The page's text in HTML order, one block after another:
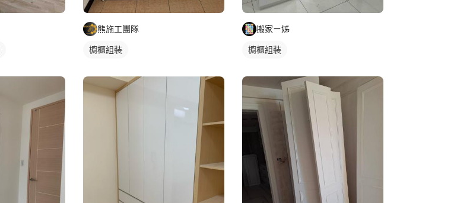
熊施工團隊
櫥櫃組裝
搬家ㄧ姊
櫥櫃組裝